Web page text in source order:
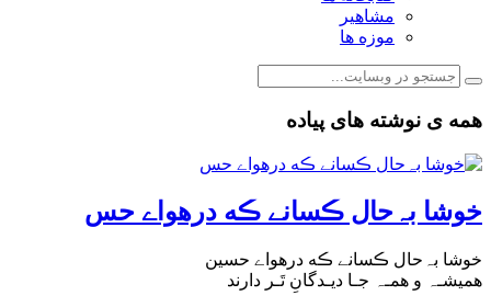
مشاهیر
موزه ها
همه ی نوشته های پیاده
خوشا بہ‌حال ڪسانے ڪه درهواے حس
خوشا بہ‌حال ڪسانے ڪه درهواے حسین
همیشـہ و همـہ جـا دیـدگانِ تَـر دارند